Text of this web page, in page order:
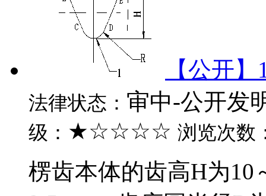
【公开
法律状态： 审中-公开发
级： ★☆☆☆☆ 浏览次数
楞齿本体的齿高H为10